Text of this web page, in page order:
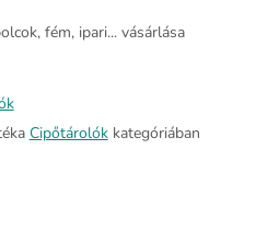
fém, ipari... vásárlása
Cipőtárolókkategóriában